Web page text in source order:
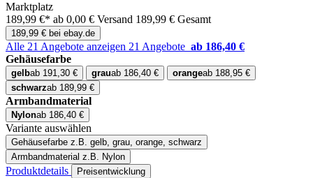
Marktplatz
189,99 €* ab 0,00 € Versand 189,99 € Gesamt
189,99 € bei ebay.de
Alle 21 Angebote anzeigen 21 Angebote ab 186,40 €
Gehäusefarbe
gelbab 191,30 € grauab 186,40 € orangeab 188,95 €
schwarzab 189,99 €
Armbandmaterial
Nylonab 186,40 €
Variante auswählen
Gehäusefarbe z.B. gelb, grau, orange, schwarz
Armbandmaterial z.B. Nylon
Produktdetails Preisentwicklung